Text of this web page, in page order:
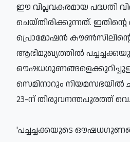
ഈ വിപ്ലവകരമായ പദ്ധതി
ചെയ്തിരിക്കുന്നത്. ഇതിന്റെ
പ്രൊമോഷന്‍ കൗണ്‍സിലിന്റെ
ആഭിമുഖ്യത്തില്‍
സെമിനാറും
23-ന് തിരുവനന്തപുരത്ത്
'പച്ചച്ചക്കയുടെ